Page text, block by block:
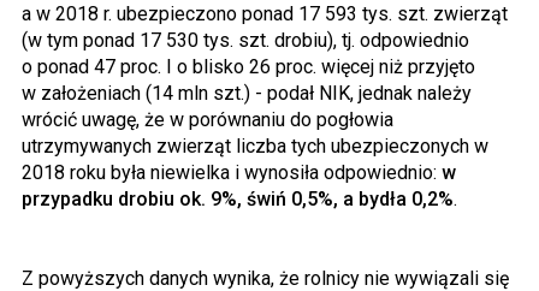
a w 2018 r. ubezpieczono ponad 17 593 tys. szt. zwierząt
(w tym ponad 17 530 tys. szt. drobiu), tj. odpowiednio
o ponad 47 proc. I o blisko 26 proc. więcej niż przyjęto
w założeniach (14 mln szt.) - podał NIK, jednak należy
wrócić uwagę, że w porównaniu do pogłowia
utrzymywanych zwierząt liczba tych ubezpieczonych w
2018 roku była niewielka i wynosiła odpowiednio: w
przypadku drobiu ok. 9%, świń 0,5%, a bydła 0,2%.
Z powyższych danych wynika, że rolnicy nie wywiązali się